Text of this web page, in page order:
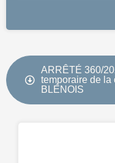
ARRÊTÉ 360/
temporaire de
BLÉNOIS